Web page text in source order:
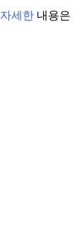
자세한 내용은